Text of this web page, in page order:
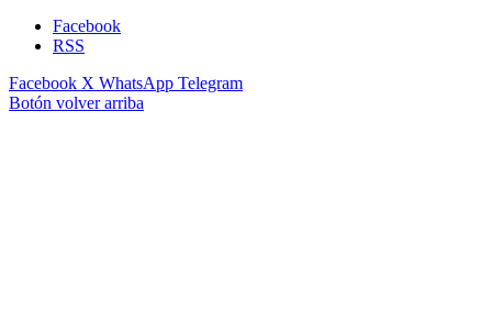
Facebook
RSS
Facebook X WhatsApp Telegram
Botón volver arriba